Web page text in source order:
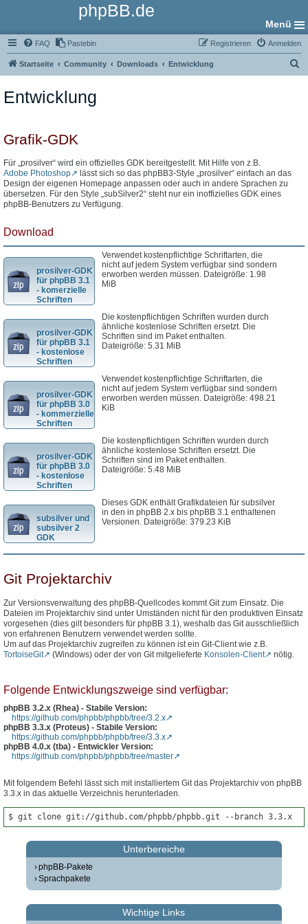
phpBB.de
Menü
FAQ Pastebin Anmelden
Registrieren
Startseite Community Downloads Entwicklung
Entwicklung
Grafik-GDK
Für „prosilver“ wird ein offizielles GDK bereitgestellt. Mit Hilfe von z.B.
Adobe Photoshop
lässt sich so das phpBB3-Style „prosilver“ einfach an das
Design der eigenen Homepage anpassen oder auch in andere Sprachen zu
übersetzen. Für den Style „subSilver2“ steht nur ein inoffizielles GDK eines
phpBB-Benutzers zu Verfügung.
Download
prosilver-GDK
für phpBB 3.1
- komerzielle
Schriften
Verwendet kostenpflichtige Schriftarten, die
nicht auf jedem System verfügbar sind sondern
erworben werden müssen. Dateigröße: 1.98
MiB
prosilver-GDK
für phpBB 3.1
- kostenlose
Schriften
Die kostenpflichtigen Schriften wurden durch
ähnliche kostenlose Schriften ersetzt. Die
Schriften sind im Paket enthalten.
Dateigröße: 5.31 MiB
prosilver-GDK
für phpBB 3.0
- kommerzielle
Schriften
Verwendet kostenpflichtige Schriftarten, die
nicht auf jedem System verfügbar sind sondern
erworben werden müssen. Dateigröße: 498.21
KiB
prosilver-GDK
für phpBB 3.0
- kostenlose
Schriften
Die kostenpflichtigen Schriften wurden durch
ähnliche kostenlose Schriften ersetzt. Die
Schriften sind im Paket enthalten.
Dateigröße: 5.48 MiB
subsilver und
subsilver 2
GDK
Dieses GDK enthält Grafikdateien für subsilver
in den in phpBB 2.x bis phpBB 3.1 enthaltenen
Versionen. Dateigröße: 379.23 KiB
Git Projektarchiv
Zur Versionsverwaltung des phpBB-Quellcodes kommt Git zum Einsatz. Die
Dateien im Projektarchiv sind unter Umständen nicht für den produktiven Einsatz
vorgesehen (dies gilt besonders für phpBB 3.1), weshalb das Git ausschließlich
von erfahrenen Benutzern verwendet werden sollte.
Um auf das Projektarchiv zugreifen zu können ist ein Git-Client wie z.B.
TortoiseGit
(Windows) oder der von Git mitgelieferte Konsolen-Client nötig.
Folgende Entwicklungszweige sind verfügbar:
phpBB 3.2.x (Rhea) - Stabile Version:
https://github.com/phpbb/phpbb/tree/3.2.x
phpBB 3.3.x (Proteus) - Stabile Version:
https://github.com/phpbb/phpbb/tree/3.3.x
phpBB 4.0.x (tba) - Entwickler Version:
https://github.com/phpbb/phpbb/tree/master
Mit folgendem Befehl lässt sich mit installiertem Git das Projektarchiv von phpBB
3.3.x in das aktuelle Verzeichnis herunterladen.
$ git clone git://github.com/phpbb/phpbb.git --branch 3.3.x
Unterbereiche
phpBB-Pakete
Sprachpakete
Wichtige Links